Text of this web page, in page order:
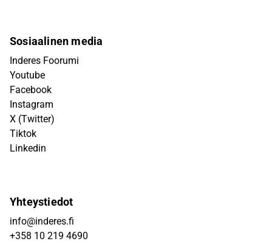
Sosiaalinen media
Inderes Foorumi
Youtube
Facebook
Instagram
X (Twitter)
Tiktok
Linkedin
Yhteystiedot
info@inderes.fi
+358 10 219 4690